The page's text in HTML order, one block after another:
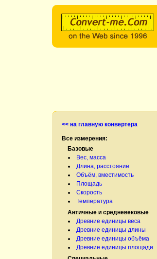
<< на главную конвертера
Все измерения:
Базовые
Вес, масса
Длина, расстояние
Объём, вместимость
Площадь
Скорость
Температура
Античные и средневековые
Древние единицы веса
Древние единицы длины
Древние единицы объёма
Древние единицы площади